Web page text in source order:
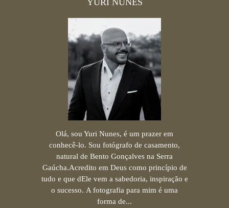
YURI NUNES
Olá, sou Yuri Nunes, é um prazer em
conhecê-lo. Sou fotógrafo de casamento,
natural de Bento Gonçalves na Serra
Gaúcha.Acredito em Deus como princípio de
tudo e que dEle vem a sabedoria, inspiração e
o sucesso. A fotografia para mim é uma
forma de...